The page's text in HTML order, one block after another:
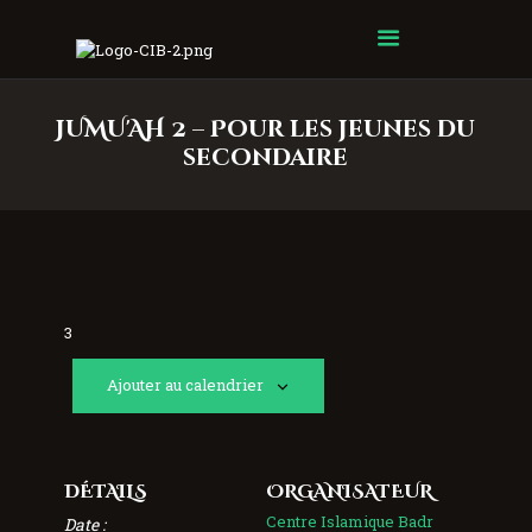
JUMU'AH 2 – Pour les jeunes du
secondaire
Centre Islamique Badr
3
Ajouter au calendrier
DÉTAILS
Date :
ORGANISATEUR
Centre Islamique Badr